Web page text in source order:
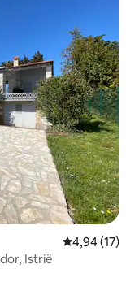
Gemiddelde
4,94 (17)
Istrië